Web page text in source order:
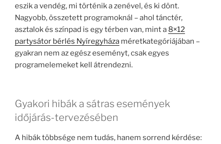
eszik a vendég, mi történik a zenével, és ki dönt.
Nagyobb, összetett programoknál – ahol tánctér,
asztalok és színpad is egy térben van, mint a 8×12
partysátor bérlés Nyíregyháza méretkategóriájában –
gyakran nem az egész eseményt, csak egyes
programelemeket kell átrendezni.
Gyakori hibák a sátras események
időjárás-tervezésében
A hibák többsége nem tudás, hanem sorrend kérdése: